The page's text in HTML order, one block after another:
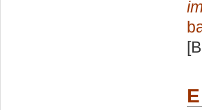
E